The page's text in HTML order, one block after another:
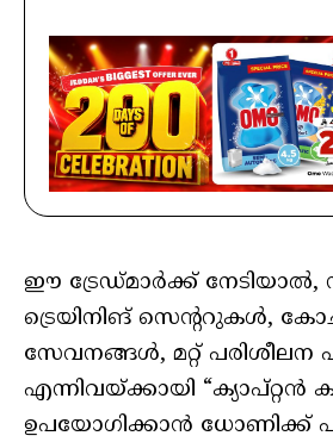
ഈ ട്രേഡ്മാര്‍ക്ക്
ട്രെയിനിങ് സെന്ററുകള്‍,
സേവനങ്ങള്‍, മറ്റ് പരിശീലന
എന്നിവയ്ക്കായി
ഉപയോഗിക്കാൻ ധോണിക്ക്